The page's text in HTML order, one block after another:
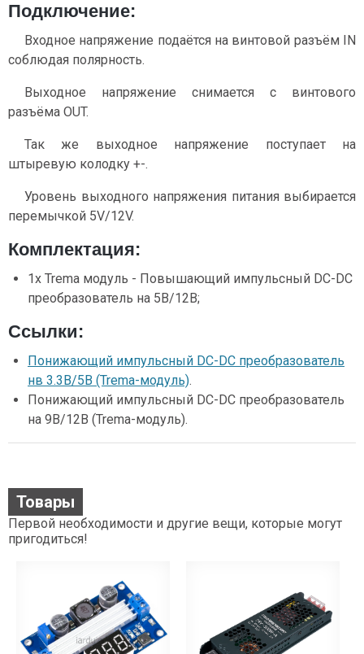
Подключение:
Входное напряжение подаётся на винтовой разъём IN
соблюдая полярность.
Выходное напряжение снимается с винтового
разъёма OUT.
Так же выходное напряжение поступает на
штыревую колодку +-.
Уровень выходного напряжения питания выбирается
перемычкой 5V/12V.
Комплектация:
1x Trema модуль - Повышающий импульсный DC-DC
преобразователь на 5В/12В;
Ссылки:
Понижающий импульсный DC-DC преобразователь
нв 3.3В/5В (Trema-модуль).
Понижающий импульсный DC-DC преобразователь
на 9В/12В (Trema-модуль).
Товары
Первой необходимости и другие вещи, которые могут
пригодиться!